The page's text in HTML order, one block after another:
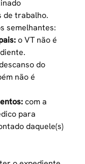
de trabalho.
semelhantes:
o VT não é
do
não é
com a
para
daquele(s)